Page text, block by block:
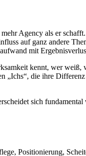
Agency als er
auf ganz andere
mit
kennt, wer
„Ichs“, die ihre
sich fundamental
Positionierung,